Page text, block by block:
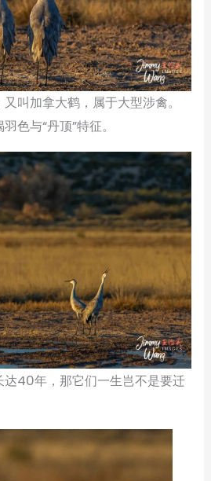
叫加拿大鹤，属于大型涉禽。
色与“丹顶”特征。
达40年，那它们一生岂不是要迁